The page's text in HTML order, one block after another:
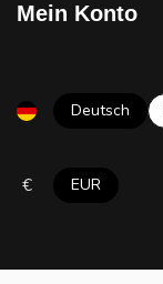
Mein Konto
Deutsch
€ EUR